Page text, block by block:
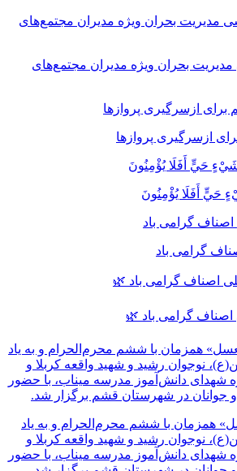
بحران ویژه مدیران مجتمع‌های
ازسرگیری پروازها
حَيٍّ أَفَلَا يُؤْمِنُونَ
گرامی باد
اصناف گرامی باد 🌿
همزمان با ششم محرم‌الحرام و به یاد
نوجوان رشید و شهید واقعه کربلا و
شهدای دانش‌آموز مدرسه میناب، با حضور